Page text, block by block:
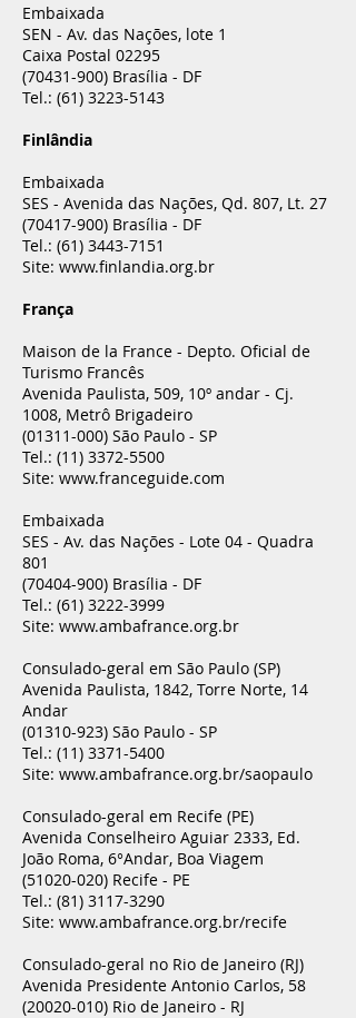
Embaixada
SEN - Av. das Nações, lote 1
Caixa Postal 02295
(70431-900) Brasília - DF
Tel.: (61) 3223-5143
Finlândia
Embaixada
SES - Avenida das Nações, Qd. 807, Lt. 27
(70417-900) Brasília - DF
Tel.: (61) 3443-7151
Site: www.finlandia.org.br
França
Maison de la France - Depto. Oficial de
Turismo Francês
Avenida Paulista, 509, 10º andar - Cj.
1008, Metrô Brigadeiro
(01311-000) São Paulo - SP
Tel.: (11) 3372-5500
Site: www.franceguide.com
Embaixada
SES - Av. das Nações - Lote 04 - Quadra
801
(70404-900) Brasília - DF
Tel.: (61) 3222-3999
Site: www.ambafrance.org.br
Consulado-geral em São Paulo (SP)
Avenida Paulista, 1842, Torre Norte, 14
Andar
(01310-923) São Paulo - SP
Tel.: (11) 3371-5400
Site: www.ambafrance.org.br/saopaulo
Consulado-geral em Recife (PE)
Avenida Conselheiro Aguiar 2333, Ed.
João Roma, 6°Andar, Boa Viagem
(51020-020) Recife - PE
Tel.: (81) 3117-3290
Site: www.ambafrance.org.br/recife
Consulado-geral no Rio de Janeiro (RJ)
Avenida Presidente Antonio Carlos, 58
(20020-010) Rio de Janeiro - RJ